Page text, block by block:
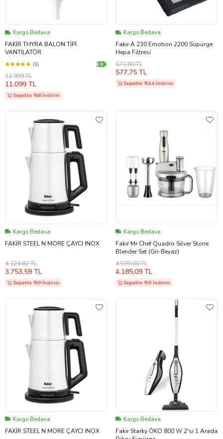
Kargo Bedava
FAKİR THYRA BALON TİPİ
VANTİLATÖR
(1)
11.999 TL
11.099 TL
Sepette %8 İndirim
Kargo Bedava
Fakir A 230 Emotion 2200 Süpürge
Hepa Filtresi
671,80 TL
577,75 TL
Sepette %14 İndirim
Kargo Bedava
FAKİR STEEL N MORE ÇAYCI INOX
4.124,82 TL
3.753,59 TL
Sepette %9 İndirim
Kargo Bedava
Fakir Mr Chef Quadro Silver Stone
Blender Set (Gri-Beyaz)
4.599,00 TL
4.185,09 TL
Sepette %9 İndirim
Kargo Bedava
FAKİR STEEL N MORE ÇAYCI INOX
Kargo Bedava
Fakir Starky ÖKO 800 W 2'si 1 Arada